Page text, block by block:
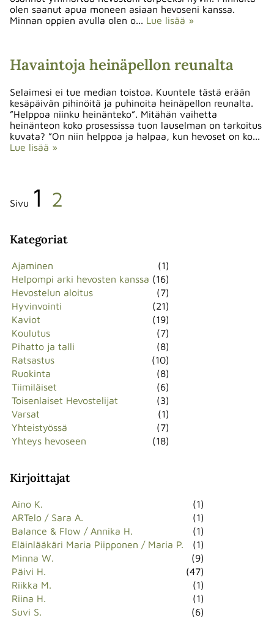
olen saanut apua moneen asiaan hevoseni kanssa.
Minnan oppien avulla olen o... Lue lisää »
Havaintoja heinäpellon reunalta
Selaimesi ei tue median toistoa. Kuuntele tästä erään
kesäpäivän pihinöitä ja puhinoita heinäpellon reunalta.
”Helppoa niinku heinänteko”. Mitähän vaihetta
heinänteon koko prosessissa tuon lauselman on tarkoitus
kuvata? ”On niin helppoa ja halpaa, kun hevoset on ko...
Lue lisää »
Sivu 1 2
Kategoriat
Ajaminen
(1)
Helpompi arki hevosten kanssa (16)
Hevostelun aloitus
(7)
Hyvinvointi
(21)
Kaviot
(19)
Koulutus
(7)
Pihatto ja talli
(8)
Ratsastus
(10)
Ruokinta
(8)
Tiimiläiset
(6)
Toisenlaiset Hevostelijat
(3)
Varsat
(1)
Yhteistyössä
(7)
Yhteys hevoseen
(18)
Kirjoittajat
Aino K.
(1)
ARTelo / Sara A.
(1)
Balance & Flow / Annika H.
(1)
Eläinlääkäri Maria Piipponen / Maria P.
(1)
Minna W.
(9)
Päivi H.
(47)
Riikka M.
(1)
Riina H.
(1)
Suvi S.
(6)